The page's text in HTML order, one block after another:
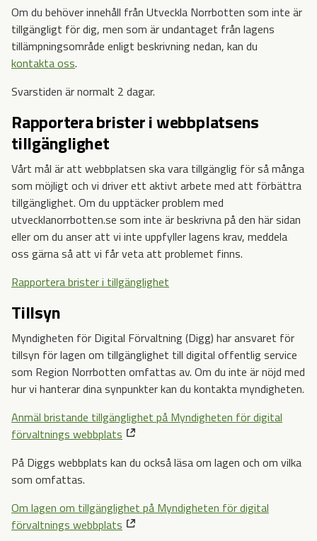
Om du behöver innehåll från Utveckla Norrbotten som inte är
tillgängligt för dig, men som är undantaget från lagens
tillämpningsområde enligt beskrivning nedan, kan du
kontakta oss.
Svarstiden är normalt 2 dagar.
Rapportera brister i webbplatsens
tillgänglighet
Vårt mål är att webbplatsen ska vara tillgänglig för så många
som möjligt och vi driver ett aktivt arbete med att förbättra
tillgänglighet. Om du upptäcker problem med
utvecklanorrbotten.se som inte är beskrivna på den här sidan
eller om du anser att vi inte uppfyller lagens krav, meddela
oss gärna så att vi får veta att problemet finns.
Rapportera brister i tillgänglighet
Tillsyn
Myndigheten för Digital Förvaltning (Digg) har ansvaret för
tillsyn för lagen om tillgänglighet till digital offentlig service
som Region Norrbotten omfattas av. Om du inte är nöjd med
hur vi hanterar dina synpunkter kan du kontakta myndigheten.
Anmäl bristande tillgänglighet på Myndigheten för digital
förvaltnings webbplats
På Diggs webbplats kan du också läsa om lagen och om vilka
som omfattas.
Om lagen om tillgänglighet på Myndigheten för digital
förvaltnings webbplats